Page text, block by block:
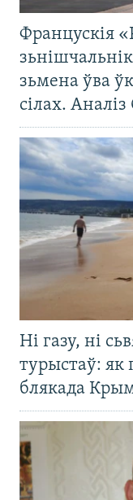
Францускія
зьмена ўва
сілах.
Ні газу, ні
турыстаў: як
блякада